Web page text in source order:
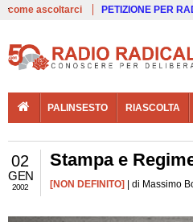
come ascoltarci PETIZIONE PER
PALINSESTO RIASCOLTA
02
GEN
2002
Stampa e
[NON DEFINITO] | di Massimo